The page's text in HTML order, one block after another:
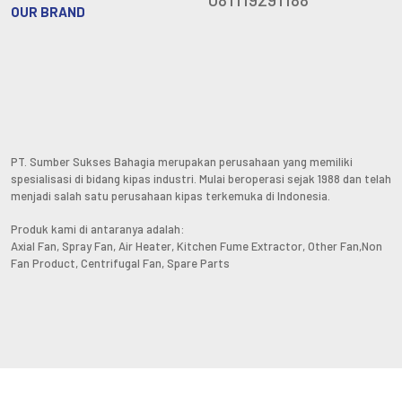
OUR BRAND
PT. Sumber Sukses Bahagia merupakan perusahaan yang memiliki
spesialisasi di bidang kipas industri. Mulai beroperasi sejak 1988 dan telah
menjadi salah satu perusahaan kipas terkemuka di Indonesia.
Produk kami di antaranya adalah:
Axial Fan, Spray Fan, Air Heater, Kitchen Fume Extractor, Other Fan,Non
Fan Product, Centrifugal Fan, Spare Parts